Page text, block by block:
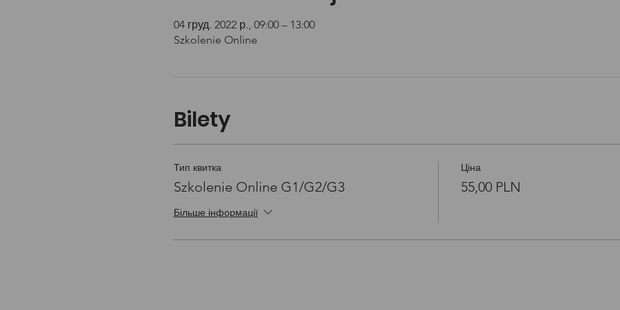
04 груд. 2022 р., 09:00 – 13:00
Szkolenie Online
Bilety
Тип квитка
Szkolenie Online G1/G2/G3
Більше інформації
Ціна
55,00 PLN